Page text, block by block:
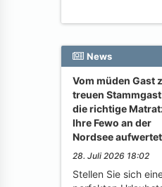
News
Vom müden Gast
treuen
die richtige
Ihre Fewo an der
Nordsee aufwertet
28. Juli 2026 18:02
Stellen Sie sich